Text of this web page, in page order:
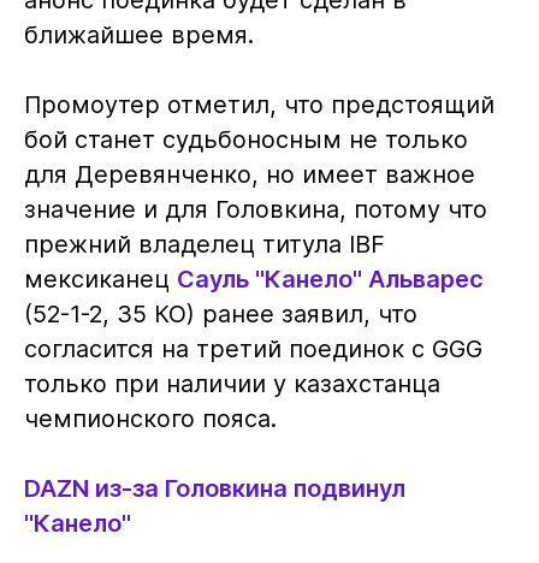
ближайшее время.
Промоутер отметил, что предстоящий
бой станет судьбоносным не только
для Деревянченко, но имеет важное
значение и для Головкина, потому что
прежний владелец титула IBF
мексиканец Сауль "Канело" Альварес
(52-1-2, 35 КО) ранее заявил, что
согласится на третий поединок с GGG
только при наличии у казахстанца
чемпионского пояса.
DAZN из-за Головкина подвинул
"Канело"